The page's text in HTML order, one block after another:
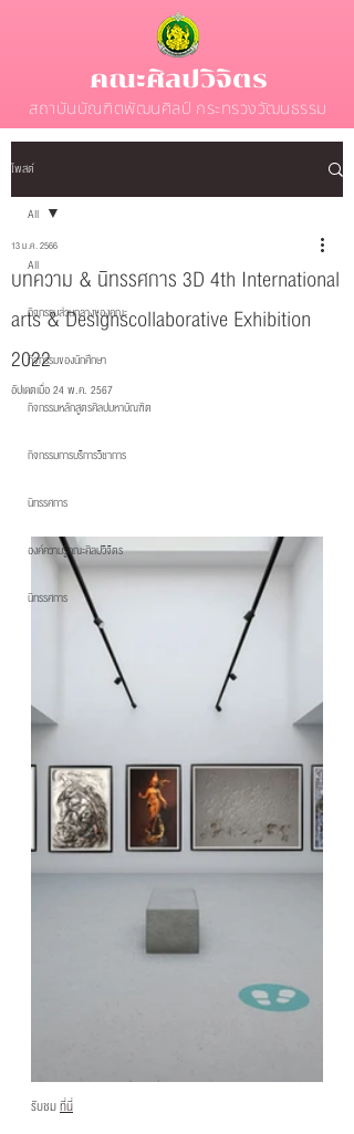
คณะศิลปวิจิตร
สถาบันบัณฑิตพัฒนศิลป์ กระทรวงวัฒนธรรม
โพสต์
All
กิจกรรมส่วนกลางของคณะ
กิจกรรมของนักศึกษา
กิจกรรมหลักสูตรศิลปมหาบัณฑิต
กิจกรรมการบริการวิชาการ
นิทรรศการ
องค์ความรู้คณะศิลปวิจิตร
นิทรรศการ
All
บทความ & นิทรรศการ 3D 4th International
arts & Designscollaborative Exhibition
2022
13 ม.ค. 2566
อัปเดตเมื่อ24 พ.ค. 2567
รับชม ที่นี่